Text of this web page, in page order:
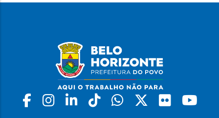
Facebook
Instagram
LinkedinTiktokWhatsapp
X Flickr